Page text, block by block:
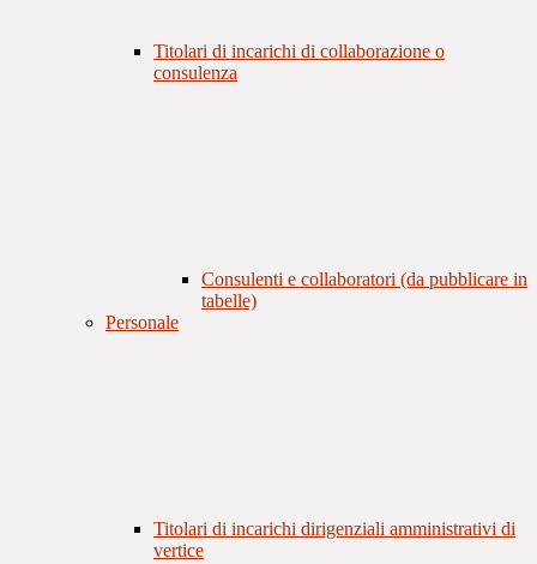
Titolari di incarichi di collaborazione o
consulenza
Consulenti e collaboratori (da pubblicare in
tabelle)
Personale
Titolari di incarichi dirigenziali amministrativi di
vertice